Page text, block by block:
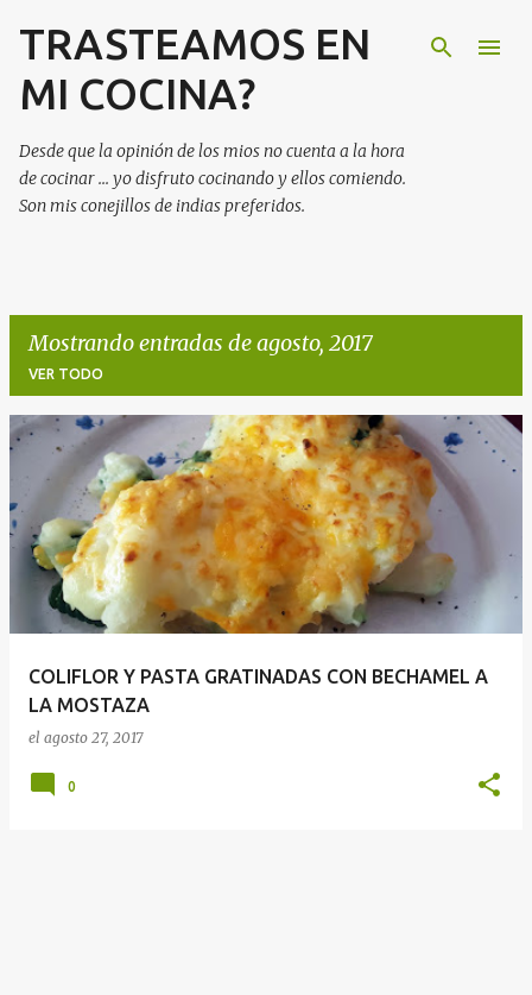
Ir al contenido principal
TRASTEAMOS EN
MI COCINA?
Desde que la opinión de los mios no cuenta a la hora
de cocinar ... yo disfruto cocinando y ellos comiendo.
Son mis conejillos de indias preferidos.
Mostrando entradas de agosto, 2017
VER TODO
E
t
r
COLIFLOR Y PASTA GRATINADAS CON BECHAMEL A
LA MOSTAZA
el agosto 27, 2017
0